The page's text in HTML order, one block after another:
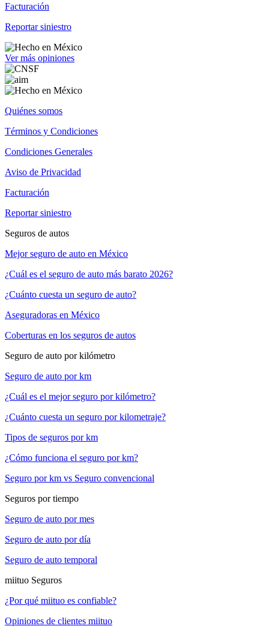
Facturación
Reportar siniestro
Ver más opiniones
Quiénes somos
Términos y Condiciones
Condiciones Generales
Aviso de Privacidad
Facturación
Reportar siniestro
Seguros de autos
Mejor seguro de auto en México
¿Cuál es el seguro de auto más barato 2026?
¿Cuánto cuesta un seguro de auto?
Aseguradoras en México
Coberturas en los seguros de autos
Seguro de auto por kilómetro
Seguro de auto por km
¿Cuál es el mejor seguro por kilómetro?
¿Cuánto cuesta un seguro por kilometraje?
Tipos de seguros por km
¿Cómo funciona el seguro por km?
Seguro por km vs Seguro convencional
Seguros por tiempo
Seguro de auto por mes
Seguro de auto por día
Seguro de auto temporal
miituo Seguros
¿Por qué miituo es confiable?
Opiniones de clientes miituo